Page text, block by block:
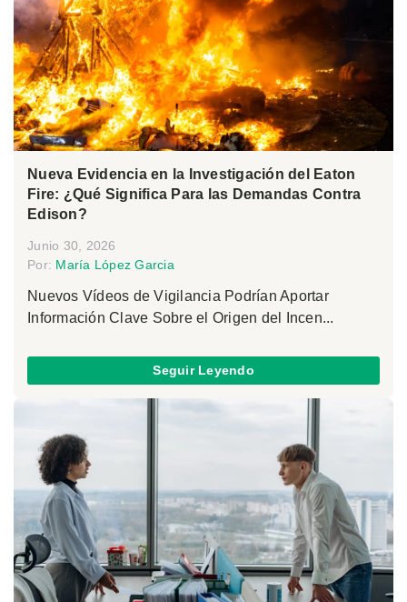
Nueva Evidencia en la Investigación del Eaton
Fire: ¿Qué Significa Para las Demandas Contra
Edison?
Junio 30, 2026
Por: María López Garcia
Nuevos Vídeos de Vigilancia Podrían Aportar
Información Clave Sobre el Origen del Incen...
Seguir Leyendo